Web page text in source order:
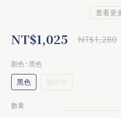
查看更
NT$1,025 NT$1,280
顏色 : 黑色
黑色 咖啡色
數量